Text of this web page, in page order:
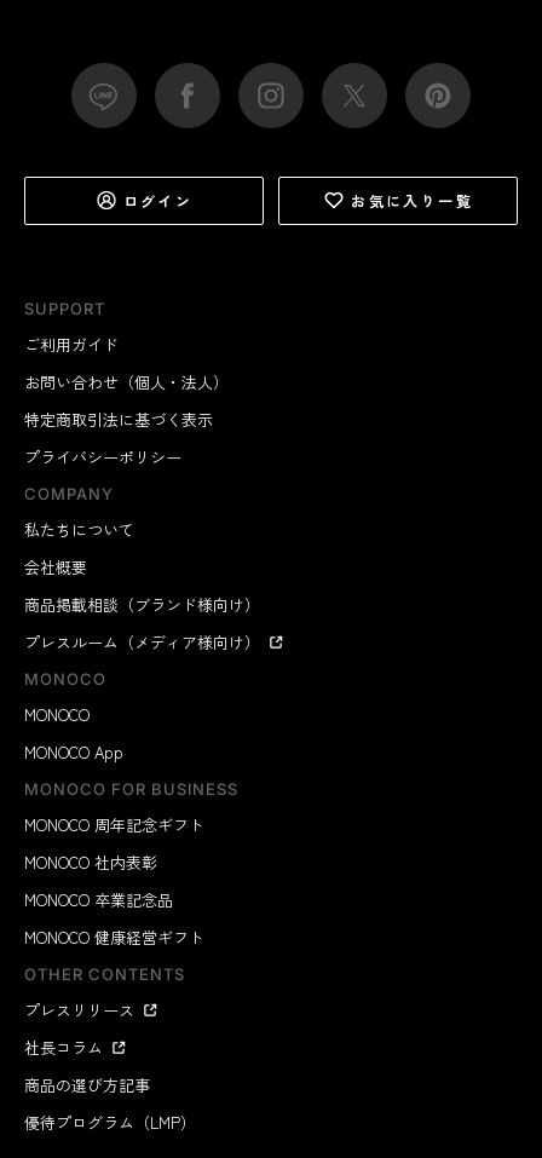
SUPPORT
ご利用ガイド
お問い合わせ（個人・法人）
特定商取引法に基づく表示
プライバシーポリシー
COMPANY
私たちについて
会社概要
商品掲載相談（ブランド様向け）
プレスルーム（メディア様向け）
MONOCO
MONOCO
MONOCO App
MONOCO FOR BUSINESS
MONOCO 周年記念ギフト
MONOCO 社内表彰
MONOCO 卒業記念品
MONOCO 健康経営ギフト
OTHER CONTENTS
プレスリリース
社長コラム
商品の選び方記事
優待プログラム（LMP）
ログイン お気に入り一覧